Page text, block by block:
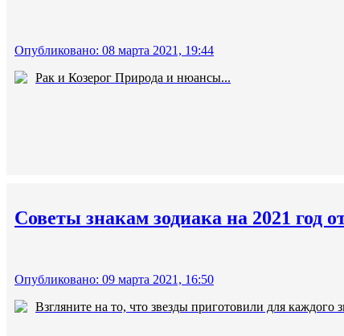
Опубликовано: 08 марта 2021, 19:44
Рак и Козерог Природа и нюансы...
Советы знакам зодиака на 2021 год
Опубликовано: 09 марта 2021, 16:50
Взгляните на то, что звезды приготовили для каждого